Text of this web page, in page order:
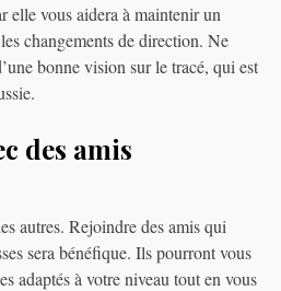
elle vous aidera à maintenir un
changements de direction. Ne
bonne vision sur le tracé, qui est
des amis
autres. Rejoindre des amis qui
sera bénéfique. Ils pourront vous
adaptés à votre niveau tout en vous